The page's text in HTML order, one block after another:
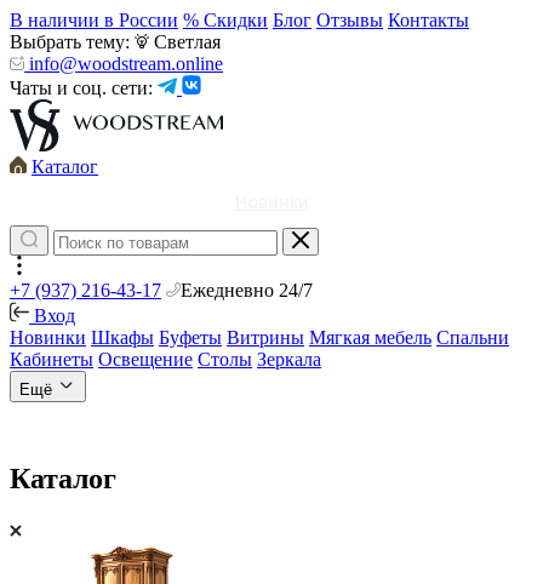
В наличии в России % Скидки Блог Отзывы Контакты
Выбрать тему:
Светлая
info@woodstream.online
Чаты и соц. сети:
Каталог
+7 (937) 216-43-17
Ежедневно 24/7
Вход
Новинки Шкафы Буфеты Витрины Мягкая мебель Спальни
Кабинеты Освещение Столы Зеркала
Ещё
Каталог